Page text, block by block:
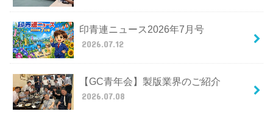
印青連ニュース2026年7月号
2026.07.12
【GC青年会】製版業界のご紹介
2026.07.08